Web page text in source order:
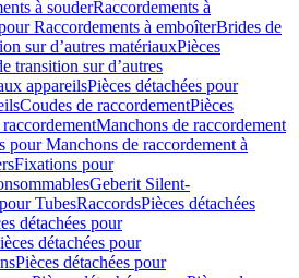
à souderRaccordements à
Raccordements à emboîterBrides de
sur d’autres matériauxPièces
transition sur d’autres
appareilsPièces détachées pour
Coudes de raccordementPièces
Manchons de raccordement
pour Manchons de raccordement à
Fixations pour
Geberit Silent-
TubesRaccordsPièces détachées
détachées pour
détachées pour
Pièces détachées pour